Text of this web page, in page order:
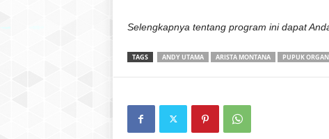
Selengkapnya tentang program ini dapat
TAGS ANDY UTAMA ARISTA MONTANA PUPUK